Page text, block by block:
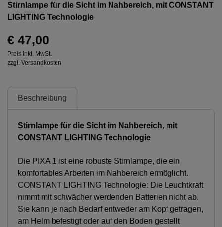
Stirnlampe für die Sicht im Nahbereich, mit CONSTANT
LIGHTING Technologie
€ 47,00
Preis inkl. MwSt.
zzgl. Versandkosten
Beschreibung
Stirnlampe für die Sicht im Nahbereich, mit
CONSTANT LIGHTING Technologie
Die PIXA 1 ist eine robuste Stirnlampe, die ein
komfortables Arbeiten im Nahbereich ermöglicht.
CONSTANT LIGHTING Technologie: Die Leuchtkraft
nimmt mit schwächer werdenden Batterien nicht ab.
Sie kann je nach Bedarf entweder am Kopf getragen,
am Helm befestigt oder auf den Boden gestellt